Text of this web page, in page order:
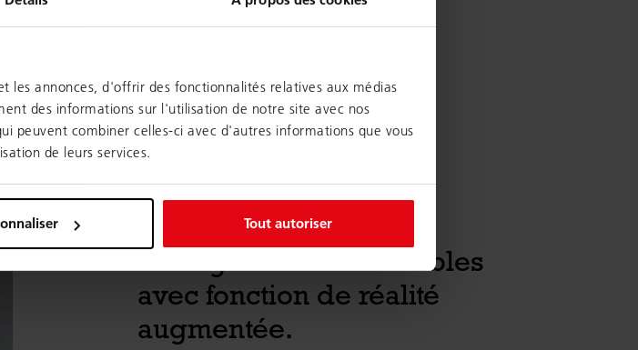
les annonces, d'offrir des fonctionnalités relatives aux médias
des informations sur l'utilisation de notre site avec nos
peuvent combiner celles-ci avec d'autres informations que vous
de leurs services.
Tout autoriser
Configurateur de meubles
avec fonction de réalité
augmentée.